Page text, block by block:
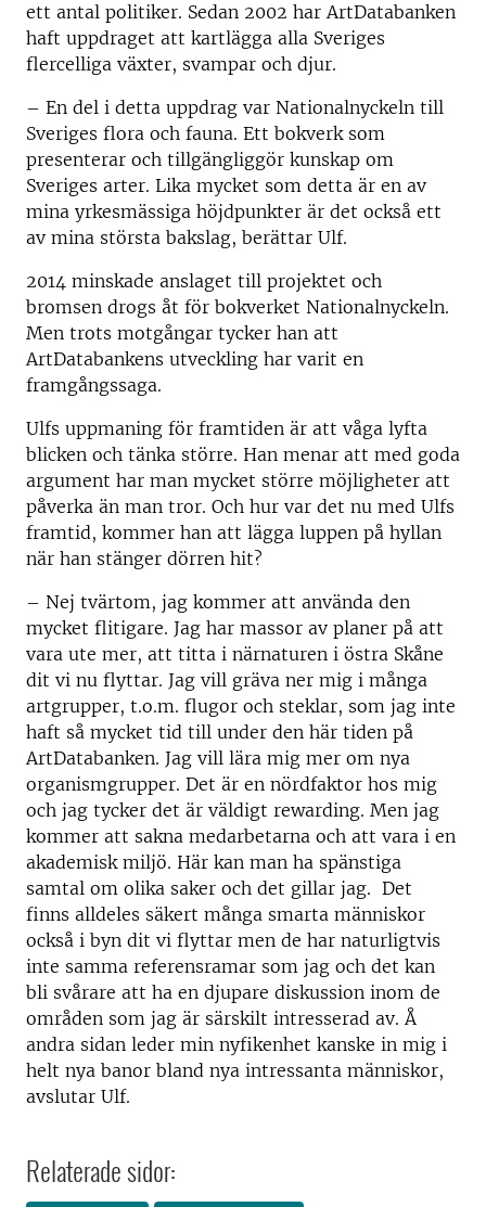
ett antal politiker. Sedan 2002 har ArtDatabanken
haft uppdraget att kartlägga alla Sveriges
flercelliga växter, svampar och djur.
– En del i detta uppdrag var Nationalnyckeln till
Sveriges flora och fauna. Ett bokverk som
presenterar och tillgängliggör kunskap om
Sveriges arter. Lika mycket som detta är en av
mina yrkesmässiga höjdpunkter är det också ett
av mina största bakslag, berättar Ulf.
2014 minskade anslaget till projektet och
bromsen drogs åt för bokverket Nationalnyckeln.
Men trots motgångar tycker han att
ArtDatabankens utveckling har varit en
framgångssaga.
Ulfs uppmaning för framtiden är att våga lyfta
blicken och tänka större. Han menar att med goda
argument har man mycket större möjligheter att
påverka än man tror. Och hur var det nu med Ulfs
framtid, kommer han att lägga luppen på hyllan
när han stänger dörren hit?
– Nej tvärtom, jag kommer att använda den
mycket flitigare. Jag har massor av planer på att
vara ute mer, att titta i närnaturen i östra Skåne
dit vi nu flyttar. Jag vill gräva ner mig i många
artgrupper, t.o.m. flugor och steklar, som jag inte
haft så mycket tid till under den här tiden på
ArtDatabanken. Jag vill lära mig mer om nya
organismgrupper. Det är en nördfaktor hos mig
och jag tycker det är väldigt rewarding. Men jag
kommer att sakna medarbetarna och att vara i en
akademisk miljö. Här kan man ha spänstiga
samtal om olika saker och det gillar jag. Det
finns alldeles säkert många smarta människor
också i byn dit vi flyttar men de har naturligtvis
inte samma referensramar som jag och det kan
bli svårare att ha en djupare diskussion inom de
områden som jag är särskilt intresserad av. Å
andra sidan leder min nyfikenhet kanske in mig i
helt nya banor bland nya intressanta människor,
avslutar Ulf.
Relaterade sidor: